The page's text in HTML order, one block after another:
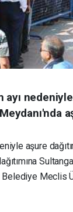
aşure
Meclis